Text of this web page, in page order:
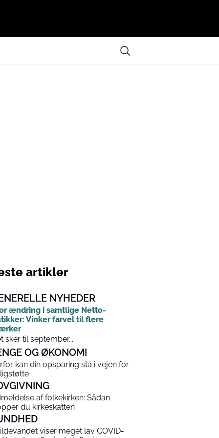
artikler
NYHEDER
ændring i samtlige Netto-
Vinker farvel til flere
sker til september....
OG ØKONOMI
kan din opsparing stå i vejen for
af folkekirken: Sådan
du kirkeskatten
viser meget lav COVID-